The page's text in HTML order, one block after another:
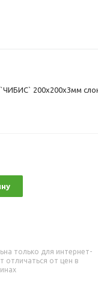
200х200х3мм
только для интернет-
отличаться от цен в